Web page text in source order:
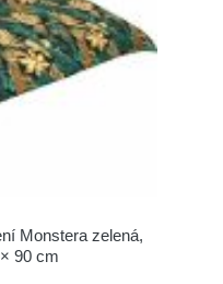
Monstera zelená,
90 cm